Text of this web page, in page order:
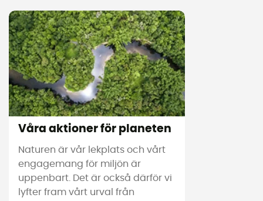
Våra aktioner för planeten
Naturen är vår lekplats och vårt
engagemang för miljön är
uppenbart. Det är också därför vi
lyfter fram vårt urval från